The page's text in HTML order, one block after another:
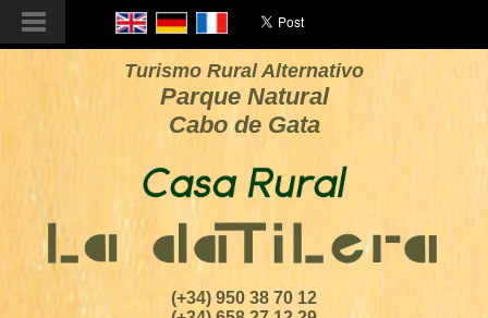
Turismo Rural Alternativo
Parque Natural
Cabo de Gata
(+34) 950 38 70 12